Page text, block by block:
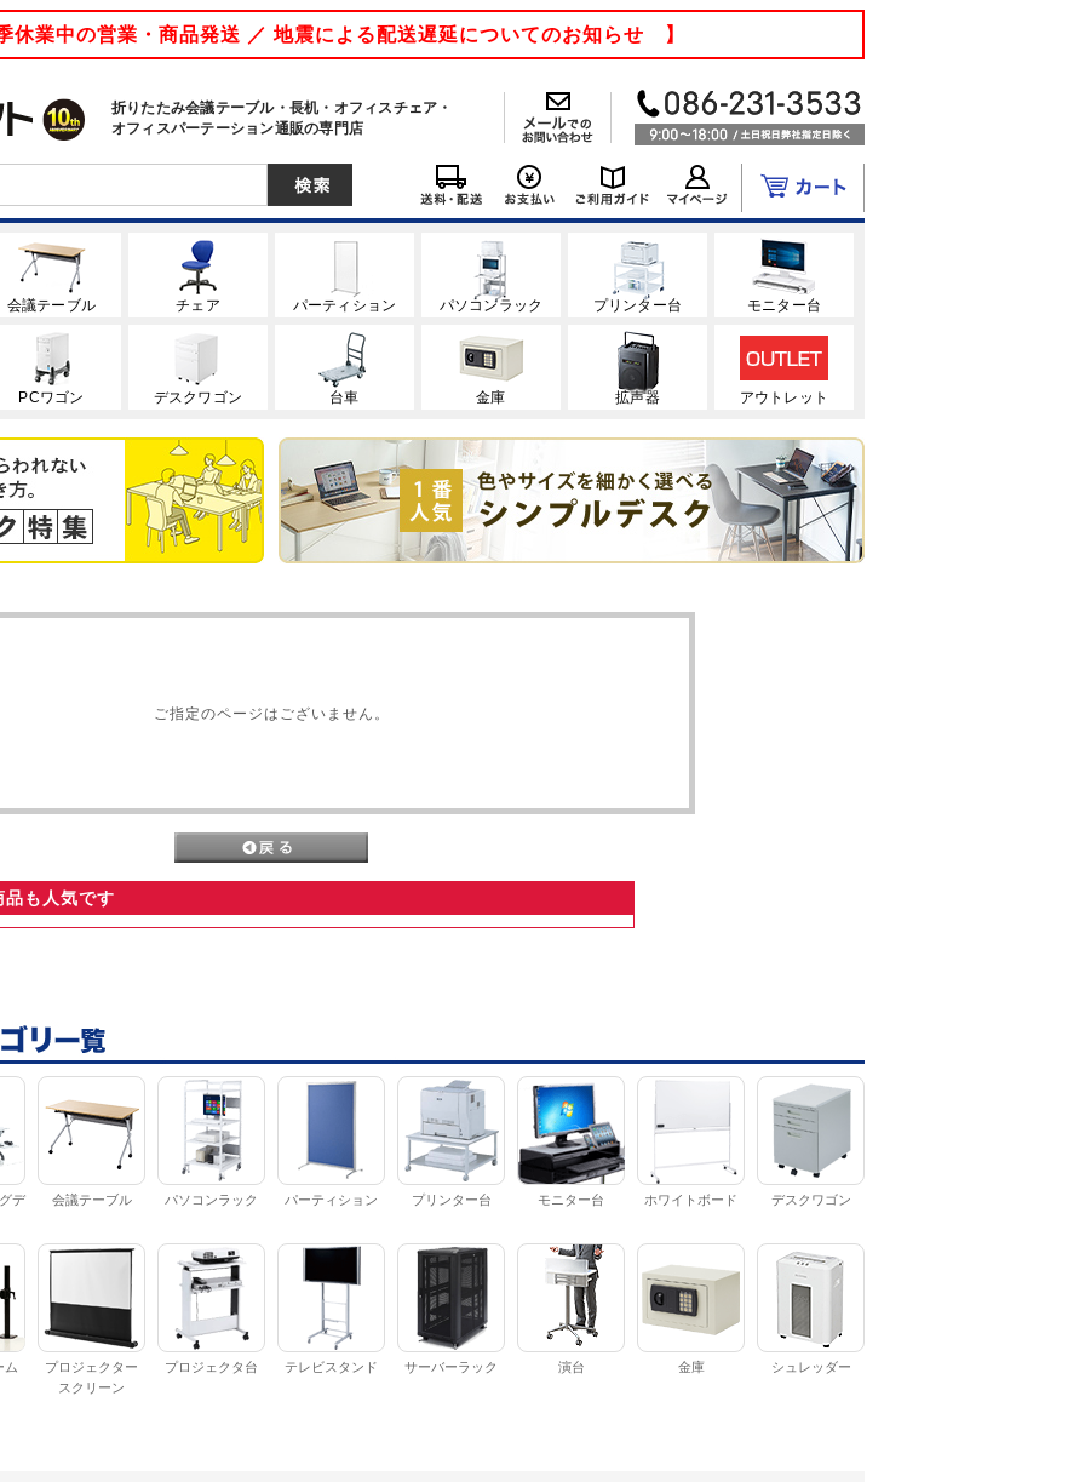
業中の営業・商品発送 ／ 地震による配送遅延についてのお知らせ 】
折りたたみ会議テーブル・長机・オフィスチェア・
オフィスパーテーション通販の専門店
会議テーブル チェア パーティション パソコンラック プリンター台 モニター台
PCワゴン デスクワゴン 台車 金庫 拡声器 アウトレット
ご指定のページはございません。
品も人気です
デ 会議テーブル パソコンラック パーティション プリンター台 モニター台 ホワイトボード デスクワゴン
ム
プロジェクター
スクリーン
プロジェクタ台 テレビスタンド サーバーラック 演台 金庫 シュレッダー